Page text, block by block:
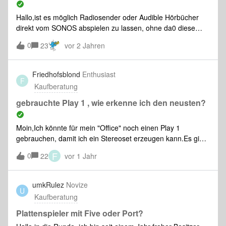
Hallo,ist es möglich Radiosender oder Audible Hörbücher
direkt vom SONOS abspielen zu lassen, ohne da0 diese
vom Smartphone via Airplay gestreamt werden müssen
? Danke und GrüßeToppo
0 23 vor 2 Jahren
F
Friedhofsblond Enthusiast
Kaufberatung
gebrauchte Play 1 , wie erkenne ich den neusten?
Moin,Ich könnte für mein "Office" noch einen Play 1
gebrauchen, damit ich ein Stereoset erzeugen kann.Es gibt
ja viele Angebote für gebrauchte Geräte so um 100€ - wie
erkenne ich daraus den neusten?An Ovp (Wenn dabei) oder
an der Serial-Nr. ? Danke für die Antwort ;)
0 22 F vor 1 Jahr
U
umkRulez Novize
Kaufberatung
Plattenspieler mit Five oder Port?